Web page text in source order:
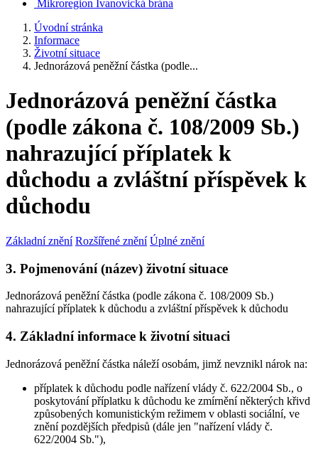
Mikroregion Ivanovická brána
Úvodní stránka
Informace
Životní situace
Jednorázová peněžní částka (podle...
Jednorázová peněžní částka
(podle zákona č. 108/2009 Sb.)
nahrazující příplatek k
důchodu a zvláštní příspěvek k
důchodu
Základní znění Rozšířené znění Úplné znění
3. Pojmenování (název) životní situace
Jednorázová peněžní částka (podle zákona č. 108/2009 Sb.)
nahrazující příplatek k důchodu a zvláštní příspěvek k důchodu
4. Základní informace k životní situaci
Jednorázová peněžní částka náleží osobám, jimž nevznikl nárok na:
příplatek k důchodu podle nařízení vlády č. 622/2004 Sb., o
poskytování příplatku k důchodu ke zmírnění některých křivd
způsobených komunistickým režimem v oblasti sociální, ve
znění pozdějších předpisů (dále jen "nařízení vlády č.
622/2004 Sb."),